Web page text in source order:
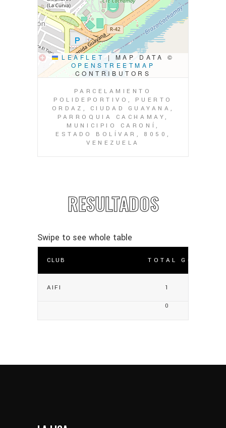
LEAFLET |
MAP DATA ©
OPENSTREETMAP
CONTRIBUTORS
PARCELAMIENTO
POLIDEPORTIVO, PUERTO
ORDAZ, CIUDAD GUAYANA,
PARROQUIA CACHAMAY,
MUNICIPIO CARONÍ,
ESTADO BOLÍVAR, 8050,
VENEZUELA
RESULTADOS
CLUB TOTAL GOLES
AIFI 1
0